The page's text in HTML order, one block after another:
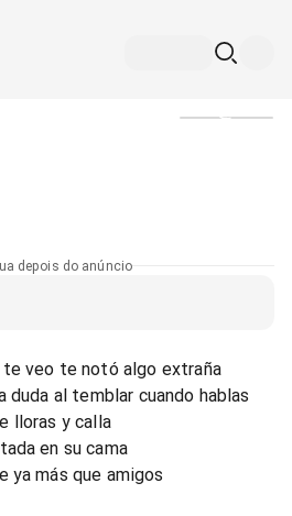
depois do anúncio
veo te notó algo extraña
duda al temblar cuando hablas
lloras y calla
en su cama
ya más que amigos